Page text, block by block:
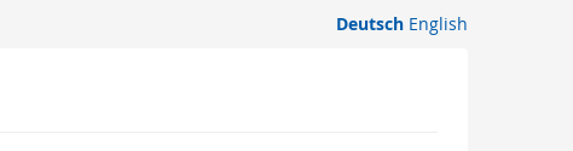
Deutsch English